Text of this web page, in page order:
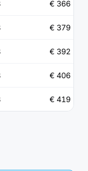
€ 366
€ 379
€ 392
€ 406
€ 419